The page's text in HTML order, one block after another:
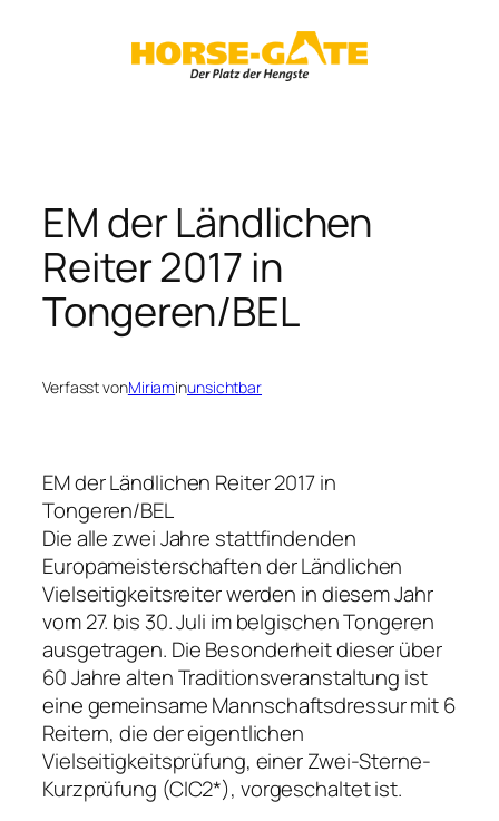
EM der Ländlichen
Reiter 2017 in
Tongeren/BEL
Verfasst vonMiriaminunsichtbar
EM der Ländlichen Reiter 2017 in
Tongeren/BEL
Die alle zwei Jahre stattfindenden
Europameisterschaften der Ländlichen
Vielseitigkeitsreiter werden in diesem Jahr
vom 27. bis 30. Juli im belgischen Tongeren
ausgetragen. Die Besonderheit dieser über
60 Jahre alten Traditionsveranstaltung ist
eine gemeinsame Mannschaftsdressur mit 6
Reitern, die der eigentlichen
Vielseitigkeitsprüfung, einer Zwei-Sterne-
Kurzprüfung (CIC2*), vorgeschaltet ist.